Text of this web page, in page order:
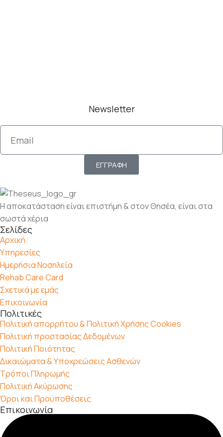
Newsletter
ΕΓΓΡΑΦΗ
Η αποκατάσταση είναι επιστήμη & στον Θησέα, είναι στα
σωστά χέρια
Σελίδες
Αρχική
Υπηρεσίες
Ημερήσια Νοσηλεία
Rehab Care Card
Σχετικά με εμάς
Επικοινωνία
Πολιτικές
Πολιτική απορρήτου & Πολιτική Χρήσης Cookies
Πολιτική προστασίας Δεδομένων
Πολιτική Ποιότητας
Δικαιώματα & Υποχρεώσεις Ασθενών
Τρόποι Πληρωμής
Πολιτική Ακύρωσης
Όροι και Προϋποθέσεις
Επικοινωνία